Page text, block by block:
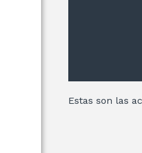
Estas son las